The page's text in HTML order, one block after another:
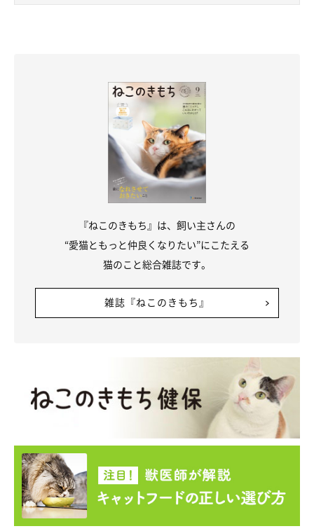
お迎え当日の夜、飼い主さんは夜鳴きを覚悟しながら、よつばく
んをケージに入れて扉を閉めたそうですが…
『ねこのきもち』は、飼い主さんの
“愛猫ともっと仲良くなりたい”にこたえる
猫のこと総合雑誌です。
雑誌『ねこのきもち』